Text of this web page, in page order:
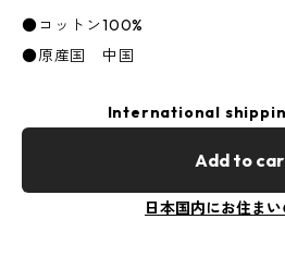
●コットン100%
●原産国 中国
International
Add to
日本国内にお住ま